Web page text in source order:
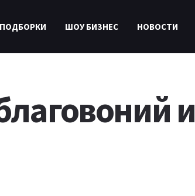
ПОДБОРКИ ШОУ БИЗНЕС НОВОСТИ
и